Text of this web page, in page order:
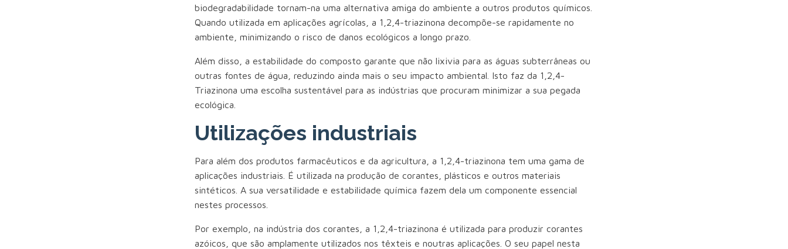
biodegradabilidade tornam-na uma alternativa amiga do ambiente a outros produtos químicos.
Quando utilizada em aplicações agrícolas, a 1,2,4-triazinona decompõe-se rapidamente no
ambiente, minimizando o risco de danos ecológicos a longo prazo.
Além disso, a estabilidade do composto garante que não lixivia para as águas subterrâneas ou
outras fontes de água, reduzindo ainda mais o seu impacto ambiental. Isto faz da 1,2,4-
Triazinona uma escolha sustentável para as indústrias que procuram minimizar a sua pegada
ecológica.
Utilizações industriais
Para além dos produtos farmacêuticos e da agricultura, a 1,2,4-triazinona tem uma gama de
aplicações industriais. É utilizada na produção de corantes, plásticos e outros materiais
sintéticos. A sua versatilidade e estabilidade química fazem dela um componente essencial
nestes processos.
Por exemplo, na indústria dos corantes, a 1,2,4-triazinona é utilizada para produzir corantes
azóicos, que são amplamente utilizados nos têxteis e noutras aplicações. O seu papel nesta